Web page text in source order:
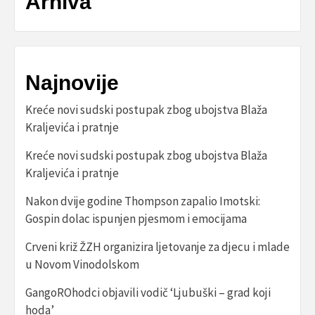
Najnovije
Kreće novi sudski postupak zbog ubojstva Blaža
Kraljevića i pratnje
Kreće novi sudski postupak zbog ubojstva Blaža
Kraljevića i pratnje
Nakon dvije godine Thompson zapalio Imotski:
Gospin dolac ispunjen pjesmom i emocijama
Crveni križ ŽZH organizira ljetovanje za djecu i mlade
u Novom Vinodolskom
GangoROhodci objavili vodič ‘Ljubuški – grad koji
hoda’